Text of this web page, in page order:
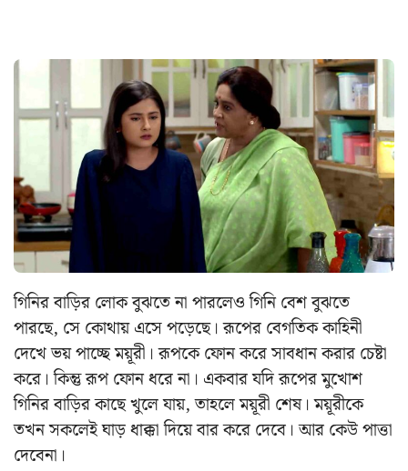
গিনির বাড়ির লোক বুঝতে না পারলেও গিনি বেশ বুঝতে
পারছে, সে কোথায় এসে পড়েছে। রূপের বেগতিক কাহিনী
দেখে ভয় পাচ্ছে ময়ূরী। রূপকে ফোন করে সাবধান করার চেষ্টা
করে। কিন্তু রূপ ফোন ধরে না। একবার যদি রূপের মুখোশ
গিনির বাড়ির কাছে খুলে যায়, তাহলে ময়ূরী শেষ। ময়ূরীকে
তখন সকলেই ঘাড় ধাক্কা দিয়ে বার করে দেবে। আর কেউ পাত্তা
দেবেনা।